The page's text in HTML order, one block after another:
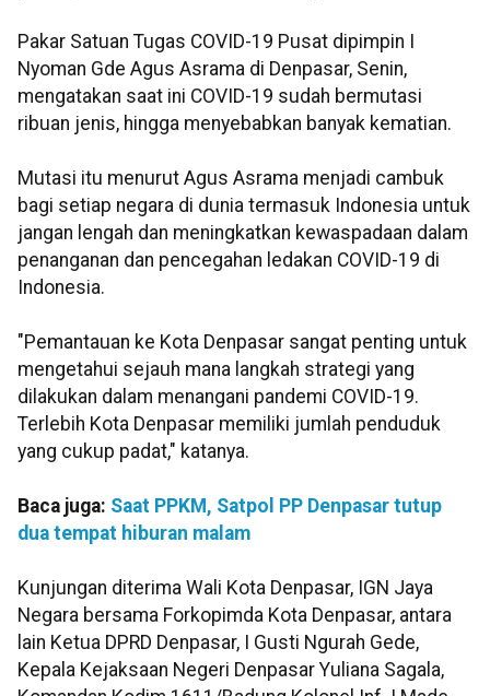
Pakar Satuan Tugas COVID-19 Pusat dipimpin I
Nyoman Gde Agus Asrama di Denpasar, Senin,
mengatakan saat ini COVID-19 sudah bermutasi
ribuan jenis, hingga menyebabkan banyak kematian.
Mutasi itu menurut Agus Asrama menjadi cambuk
bagi setiap negara di dunia termasuk Indonesia untuk
jangan lengah dan meningkatkan kewaspadaan dalam
penanganan dan pencegahan ledakan COVID-19 di
Indonesia.
"Pemantauan ke Kota Denpasar sangat penting untuk
mengetahui sejauh mana langkah strategi yang
dilakukan dalam menangani pandemi COVID-19.
Terlebih Kota Denpasar memiliki jumlah penduduk
yang cukup padat," katanya.
Baca juga: Saat PPKM, Satpol PP Denpasar tutup
dua tempat hiburan malam
Kunjungan diterima Wali Kota Denpasar, IGN Jaya
Negara bersama Forkopimda Kota Denpasar, antara
lain Ketua DPRD Denpasar, I Gusti Ngurah Gede,
Kepala Kejaksaan Negeri Denpasar Yuliana Sagala,